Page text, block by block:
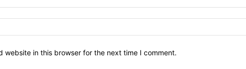
website in this browser for the next time I comment.